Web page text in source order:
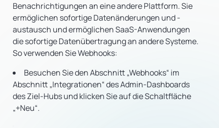
Benachrichtigungen an eine andere Plattform. Sie
ermöglichen sofortige Datenänderungen und -
austausch und ermöglichen SaaS-Anwendungen
die sofortige Datenübertragung an andere Systeme.
So verwenden Sie Webhooks:
Besuchen Sie den Abschnitt „Webhooks“ im
Abschnitt „Integrationen“ des Admin-Dashboards
des Ziel-Hubs und klicken Sie auf die Schaltfläche
„+Neu“.